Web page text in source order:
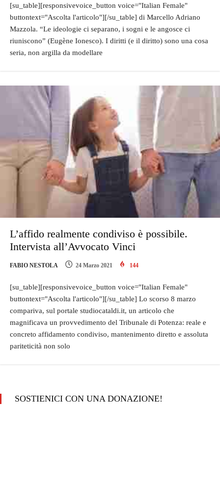
[su_table][responsivevoice_button voice="Italian Female"
buttontext="Ascolta l'articolo"][/su_table] di Marcello Adriano
Mazzola. “Le ideologie ci separano, i sogni e le angosce ci
riuniscono” (Eugène Ionesco). I diritti (e il diritto) sono una cosa
seria, non argilla da modellare
L’affido realmente condiviso è possibile.
Intervista all’Avvocato Vinci
FABIO NESTOLA 24 Marzo 2021 144
[su_table][responsivevoice_button voice="Italian Female"
buttontext="Ascolta l'articolo"][/su_table] Lo scorso 8 marzo
compariva, sul portale studiocataldi.it, un articolo che
magnificava un provvedimento del Tribunale di Potenza: reale e
concreto affidamento condiviso, mantenimento diretto e assoluta
pariteticità non solo
SOSTIENICI CON UNA DONAZIONE!